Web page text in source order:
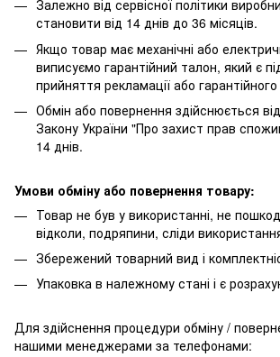
Залежно від сервісної політики
становити від 14 днів до 36 місяців.
Якщо товар має механічні або
виписуємо гарантійний талон, який є
прийняття рекламації або
Обмін або повернення здійснюється
Закону України "Про захист прав
14 днів.
Умови обміну або повернення товару:
Товар не був у використанні, не
відколи, подряпини, сліди
Збережений товарний вид і
Упаковка в належному стані і є
Для здійснення процедури обміну /
нашими менеджерами за телефонами: